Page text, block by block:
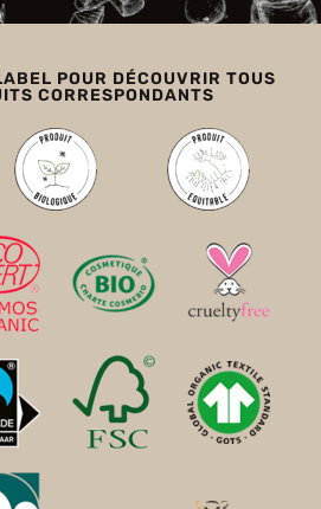
POUR DÉCOUVRIR TOUS
CORRESPONDANTS